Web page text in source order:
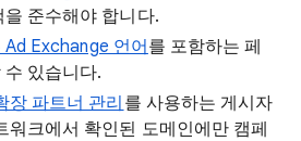
준수해야 합니다.
Exchange 언어를 포함하는 페
있습니다.
장 파트너 관리 를 사용하는 게시자
워크에서 확인된 도메인에만 캠페